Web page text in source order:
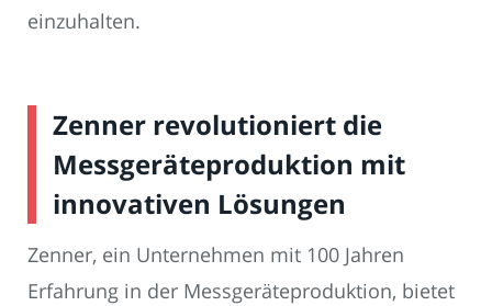
einzuhalten.
Zenner revolutioniert die
Messgeräteproduktion mit
innovativen Lösungen
Zenner, ein Unternehmen mit 100 Jahren
Erfahrung in der Messgeräteproduktion, bietet